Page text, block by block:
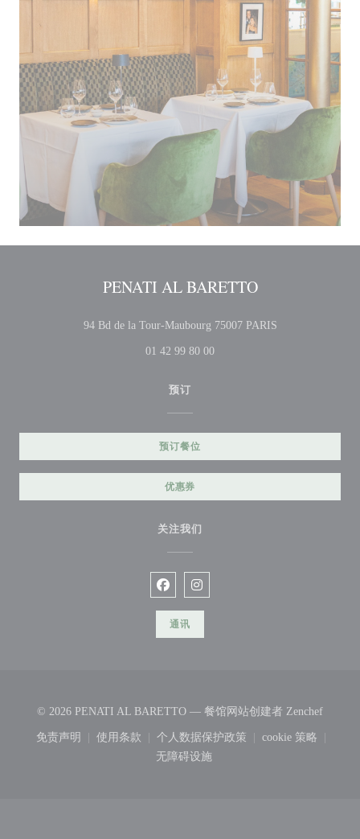
PENATI AL BARETTO
94 Bd de la Tour-Maubourg 75007 PARIS((在新窗口中打
01 42 99 80 00
预订
预订餐位
优惠券
关注我们
Facebook ((在新窗口中打开))
Instagram ((在新窗口中打开))
通讯
© 2026 PENATI AL BARETTO — 餐馆网站创建者 Zenchef((在新
免责声明
((在新窗口中打开))
使用条款
((在新窗口中打开))
个人数据保护政策
((在新窗口中打开))
cookie 策略
((在新窗口
无障碍设施
((在新窗口中打开))